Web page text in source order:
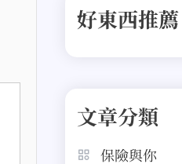
好東西推薦
文章分類
保險與你